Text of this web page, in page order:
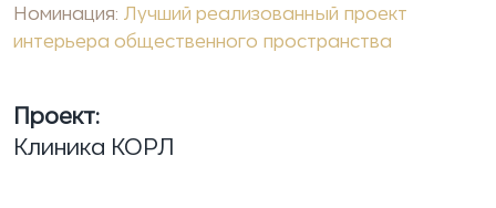
Номинация: Лучший реализованный проект
интерьера общественного пространства
Проект:
Клиника КОРЛ